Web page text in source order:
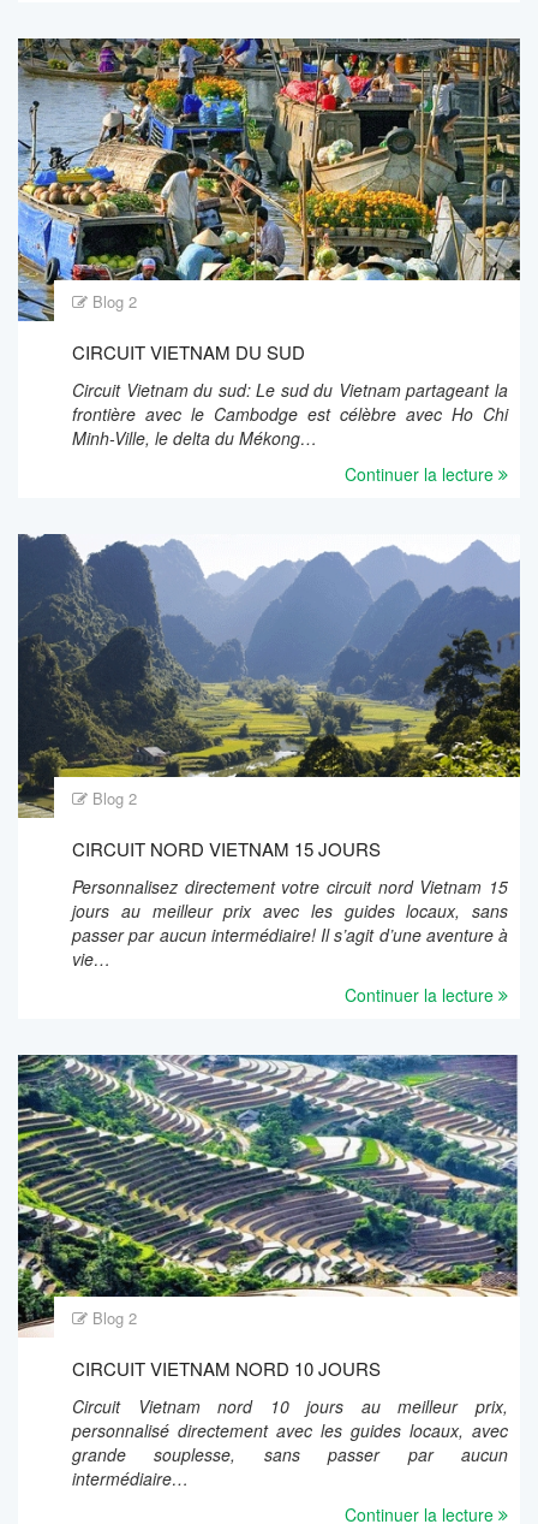
Blog 2
CIRCUIT VIETNAM DU SUD
Circuit Vietnam du sud: Le sud du Vietnam partageant la
frontière avec le Cambodge est célèbre avec Ho Chi
Minh-Ville, le delta du Mékong…
Continuer la lecture
Blog 2
CIRCUIT NORD VIETNAM 15 JOURS
Personnalisez directement votre circuit nord Vietnam 15
jours au meilleur prix avec les guides locaux, sans
passer par aucun intermédiaire! Il s’agit d’une aventure à
vie…
Continuer la lecture
Blog 2
CIRCUIT VIETNAM NORD 10 JOURS
Circuit Vietnam nord 10 jours au meilleur prix,
personnalisé directement avec les guides locaux, avec
grande souplesse, sans passer par aucun
intermédiaire…
Continuer la lecture